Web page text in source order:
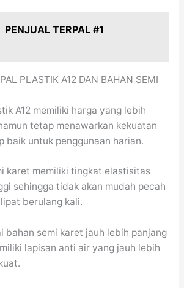
PENJUAL TERPAL #1
PLASTIK A12 DAN BAHAN SEMI
A12 memiliki harga yang lebih
tetap menawarkan kekuatan
baik untuk penggunaan harian.
karet memiliki tingkat elastisitas
sehingga tidak akan mudah pecah
berulang kali.
bahan semi karet jauh lebih panjang
lapisan anti air yang jauh lebih